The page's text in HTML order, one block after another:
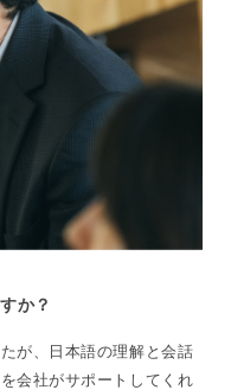
か？
が、日本語の理解と会話
会社がサポートしてくれ